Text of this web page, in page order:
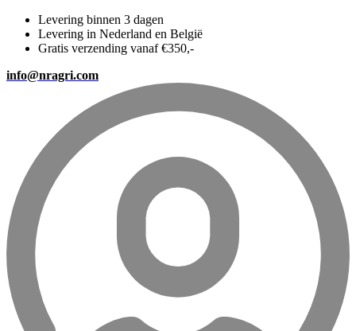
Levering binnen 3 dagen
Levering in Nederland en België
Gratis verzending vanaf €350,-
info@nragri.com